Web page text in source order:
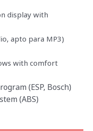
display with
apto para MP3)
with comfort
(ESP, Bosch)
(ABS)